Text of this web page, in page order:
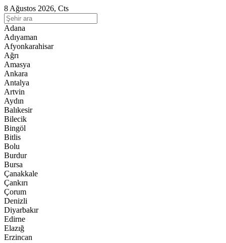
8 Ağustos 2026, Cts
Adana
Adıyaman
Afyonkarahisar
Ağrı
Amasya
Ankara
Antalya
Artvin
Aydın
Balıkesir
Bilecik
Bingöl
Bitlis
Bolu
Burdur
Bursa
Çanakkale
Çankırı
Çorum
Denizli
Diyarbakır
Edirne
Elazığ
Erzincan